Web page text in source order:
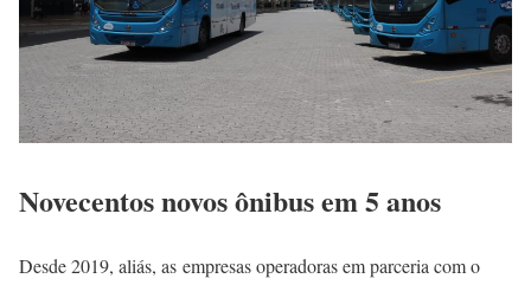
Novecentos novos ônibus em 5 anos
Desde 2019, aliás, as empresas operadoras em parceria com o